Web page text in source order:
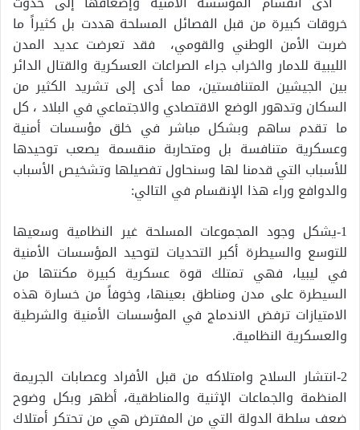
خروقات كبيرة من قبل الفصائل المسلحة هددت بل كثيراً ما
ضربت الأمن الوطني والقومي، فقد تعرضت عديد المدن
الليبية للدمار والخراب جراء الصراعات العسكرية والقتال الدائر
بين الجيشين المتنافستين، مما أدى إلى تشريد الكثير من
السكان وتدهور الوضع الاقتصادي والاجتماعي في البلاد ، كل
ما تقدم ساهم وبشكل مباشر في خلق مؤسسات أمنية
وعسكرية متنافسة بل ومتحاربة منقسمة يصعب توحيدها
للأسباب التي قدمنا لها وسنحاول تفصيلها وتشخيص الأسباب
والدوافع وراء هذا الإنقسام في التالي:
1-يشكل وجود المجموعات المسلحة غير النظامية وسعيها
للتوسع والسيطرة أكبر التحديات لتوحيد المؤسسات الأمنية
في ليبيا، فهي تمتلك قوة عسكرية كبيرة مكنتها من
السيطرة على مدن ومناطق بعينها، وخوفاً من خسارة هذه
الامتيازات ترفض الاندماج في المؤسسات الأمنية والشرطية
والعسكرية النظامية.
2-انتشار السلاح وامتلاكه من قبل الأفراد وعصابات الجريمة
المنظمة والجماعات الإثنية والمناطقية، أظهر وبكل وضوح
ضعف سلطة الدولة التي من المفترض هي من تحتكر أمتلاك